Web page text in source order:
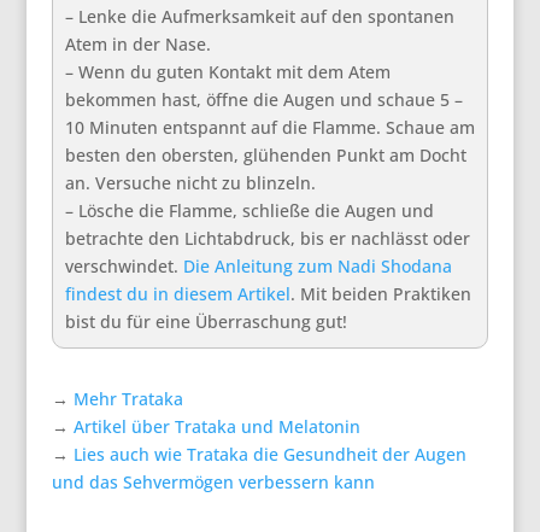
– Lenke die Aufmerksamkeit auf den spontanen
Atem in der Nase.
– Wenn du guten Kontakt mit dem Atem
bekommen hast, öffne die Augen und schaue 5 –
10 Minuten entspannt auf die Flamme. Schaue am
besten den obersten, glühenden Punkt am Docht
an. Versuche nicht zu blinzeln.
– Lösche die Flamme, schließe die Augen und
betrachte den Lichtabdruck, bis er nachlässt oder
verschwindet. Die Anleitung zum Nadi Shodana
findest du in diesem Artikel. Mit beiden Praktiken
bist du für eine Überraschung gut!
→ Mehr Trataka
→ Artikel über Trataka und Melatonin
→ Lies auch wie Trataka die Gesundheit der Augen
und das Sehvermögen verbessern kann